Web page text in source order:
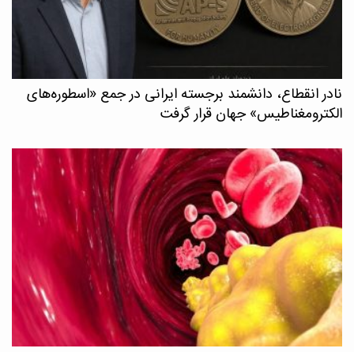
نادر انقطاع، دانشمند برجسته ایرانی در جمع «اسطوره‌های
الکترومغناطیس» جهان قرار گرفت